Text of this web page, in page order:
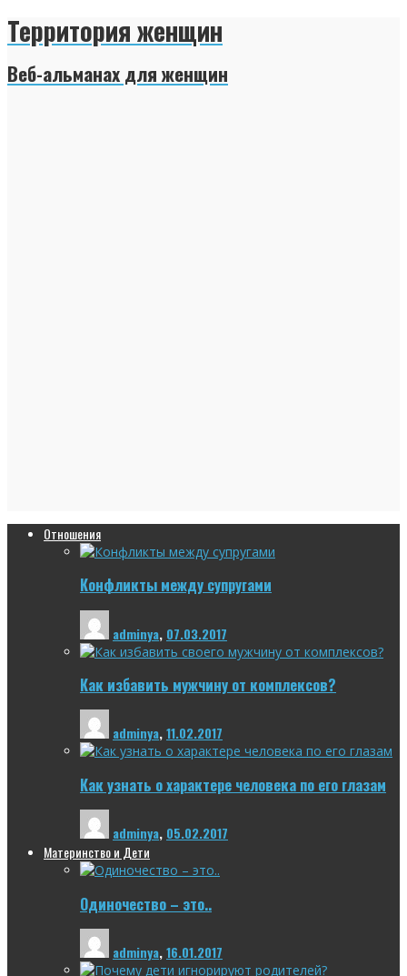
Территория женщин
Веб-альманах для женщин
Отношения
Конфликты между супругами
adminya, 07.03.2017
Как избавить мужчину от комплексов?
adminya,11.02.2017
Как узнать о характере человека по его глазам
adminya, 05.02.2017
Материнство и Дети
Одиночество – это..
adminya,16.01.2017